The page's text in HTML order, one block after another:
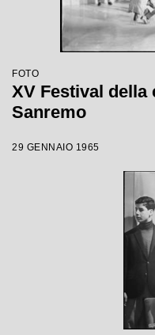
FOTO
XV Festival della
Sanremo
29 GENNAIO 1965